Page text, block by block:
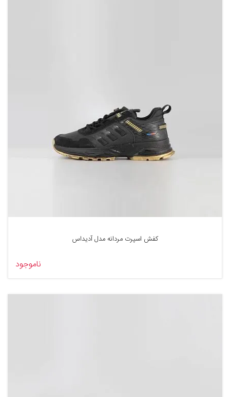
کفش اسپرت مردانه مدل آدیداس
ناموجود